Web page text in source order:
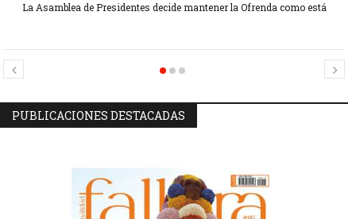
La Asamblea de Presidentes decide mantener la Ofrenda como está
Candidatas Preseleccionadas por el sector Olivereta
Candidatas Preseleccionadas por el sector Sector La Seu-La Xerea-El
PUBLICACIONES DESTACADAS